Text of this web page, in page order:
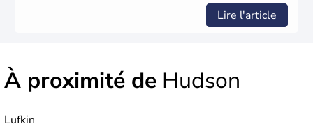
Lire l'article
À proximité de Hudson
Lufkin